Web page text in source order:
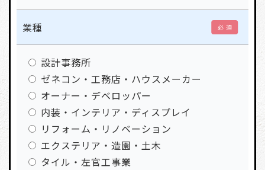
業種 必 須
設計事務所
ゼネコン・工務店・ハウスメーカー
オーナー・デベロッパー
内装・インテリア・ディスプレイ
リフォーム・リノベーション
エクステリア・造園・土木
タイル・左官工事業